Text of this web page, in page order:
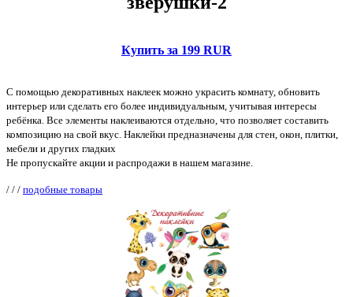
Купить за 199 RUR
С помощью декоративных наклеек можно украсить комнату, обновить
интерьер или сделать его более индивидуальным, учитывая интересы
ребёнка. Все элементы наклеиваются отдельно, что позволяет составить
композицию на свой вкус. Наклейки предназначены для стен, окон, плитки,
мебели и других гладких
Не пропускайте акции и распродажи в нашем магазине.
/ / / подобные товары